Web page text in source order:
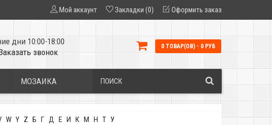
Мой аккаунт Закладки (0) Оформить заказ
дни 10:00-18:00
звонок
0 ТОВАР(ОВ) - 0 РУБ
МОЗАИКА
W Y Z Б Г Д Е И К М Н Т У